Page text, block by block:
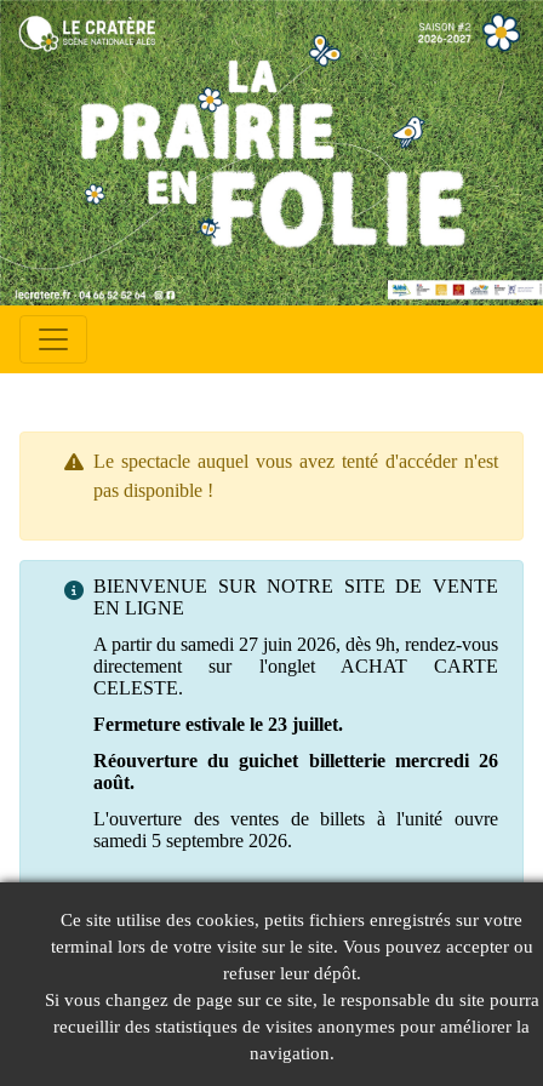
Le spectacle auquel vous avez tenté d'accéder n'est
pas disponible !
BIENVENUE SUR NOTRE SITE DE VENTE
EN LIGNE
A partir du samedi 27 juin 2026, dès 9h, rendez-vous
directement sur l'onglet ACHAT CARTE
CELESTE.
Fermeture estivale le 23 juillet.
Réouverture du guichet billetterie mercredi 26
août.
L'ouverture des ventes de billets à l'unité ouvre
samedi 5 septembre 2026.
Ce site utilise des cookies, petits fichiers enregistrés sur votre
terminal lors de votre visite sur le site. Vous pouvez accepter ou
refuser leur dépôt.
Si vous changez de page sur ce site, le responsable du site pourra
recueillir des statistiques de visites anonymes pour améliorer la
navigation.